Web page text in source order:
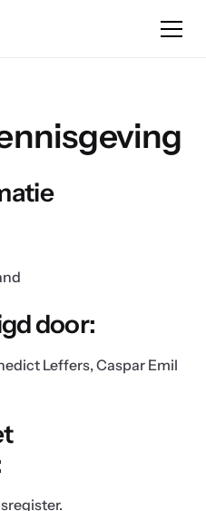
door:
Leffers, Caspar Emil